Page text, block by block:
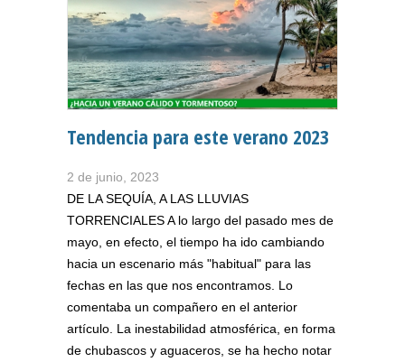
Tendencia para este verano 2023
2 de junio, 2023
DE LA SEQUÍA, A LAS LLUVIAS
TORRENCIALES A lo largo del pasado mes de
mayo, en efecto, el tiempo ha ido cambiando
hacia un escenario más "habitual" para las
fechas en las que nos encontramos. Lo
comentaba un compañero en el anterior
artículo. La inestabilidad atmosférica, en forma
de chubascos y aguaceros, se ha hecho notar